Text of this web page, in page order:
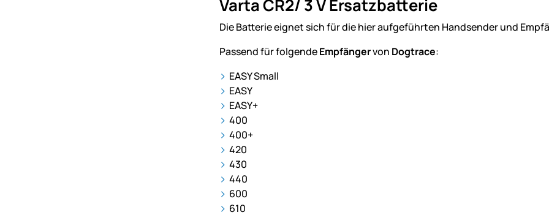
Varta CR2/ 3 V Ersatzbatterie
Die Batterie eignet sich für die hier aufgeführten Handsender und
Passend für folgendeEmpfängervon Dogtrace:
EASY Small
EASY
EASY+
400
400+
420
430
440
600
610